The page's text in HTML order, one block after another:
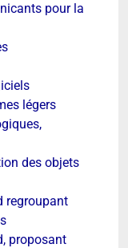
pour la
légers
des objets
regroupant
proposant